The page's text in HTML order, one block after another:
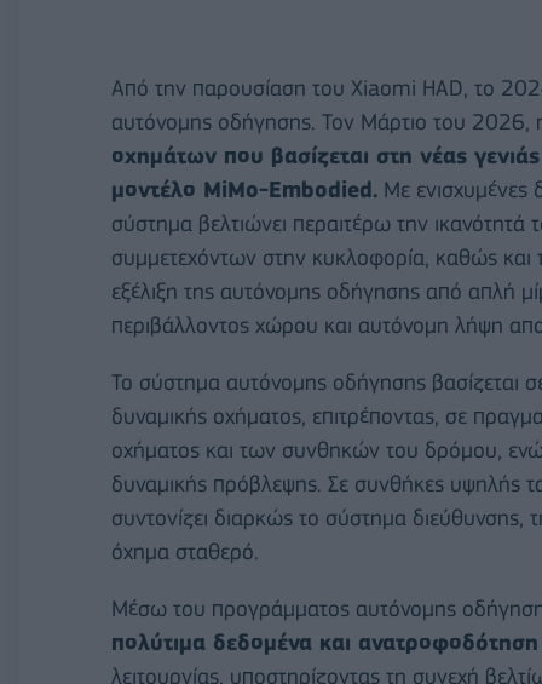
Από την παρουσίαση του Xiaomi HAD, το
αυτόνομης οδήγησης. Τον Μάρτιο του 2026,
οχημάτων που βασίζεται στη νέας
μοντέλο MiMo-Embodied. Με ενισχυμένες
σύστημα βελτιώνει περαιτέρω την ικανότητά
συμμετεχόντων στην κυκλοφορία, καθώς
εξέλιξη της αυτόνομης οδήγησης από απλή
περιβάλλοντος χώρου και αυτόνομη λήψη
Το σύστημα αυτόνομης οδήγησης βασίζεται
δυναμικής οχήματος, επιτρέποντας, σε
οχήματος και των συνθηκών του δρόμου,
δυναμικής πρόβλεψης. Σε συνθήκες υψηλής
συντονίζει διαρκώς το σύστημα
όχημα σταθερό.
Μέσω του προγράμματος αυτόνομης
πολύτιμα δεδομένα και
λειτουργίας, υποστηρίζοντας τη συνεχή